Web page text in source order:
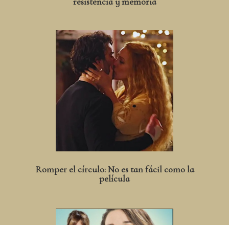
Romper el círculo: No es tan fácil como la
película